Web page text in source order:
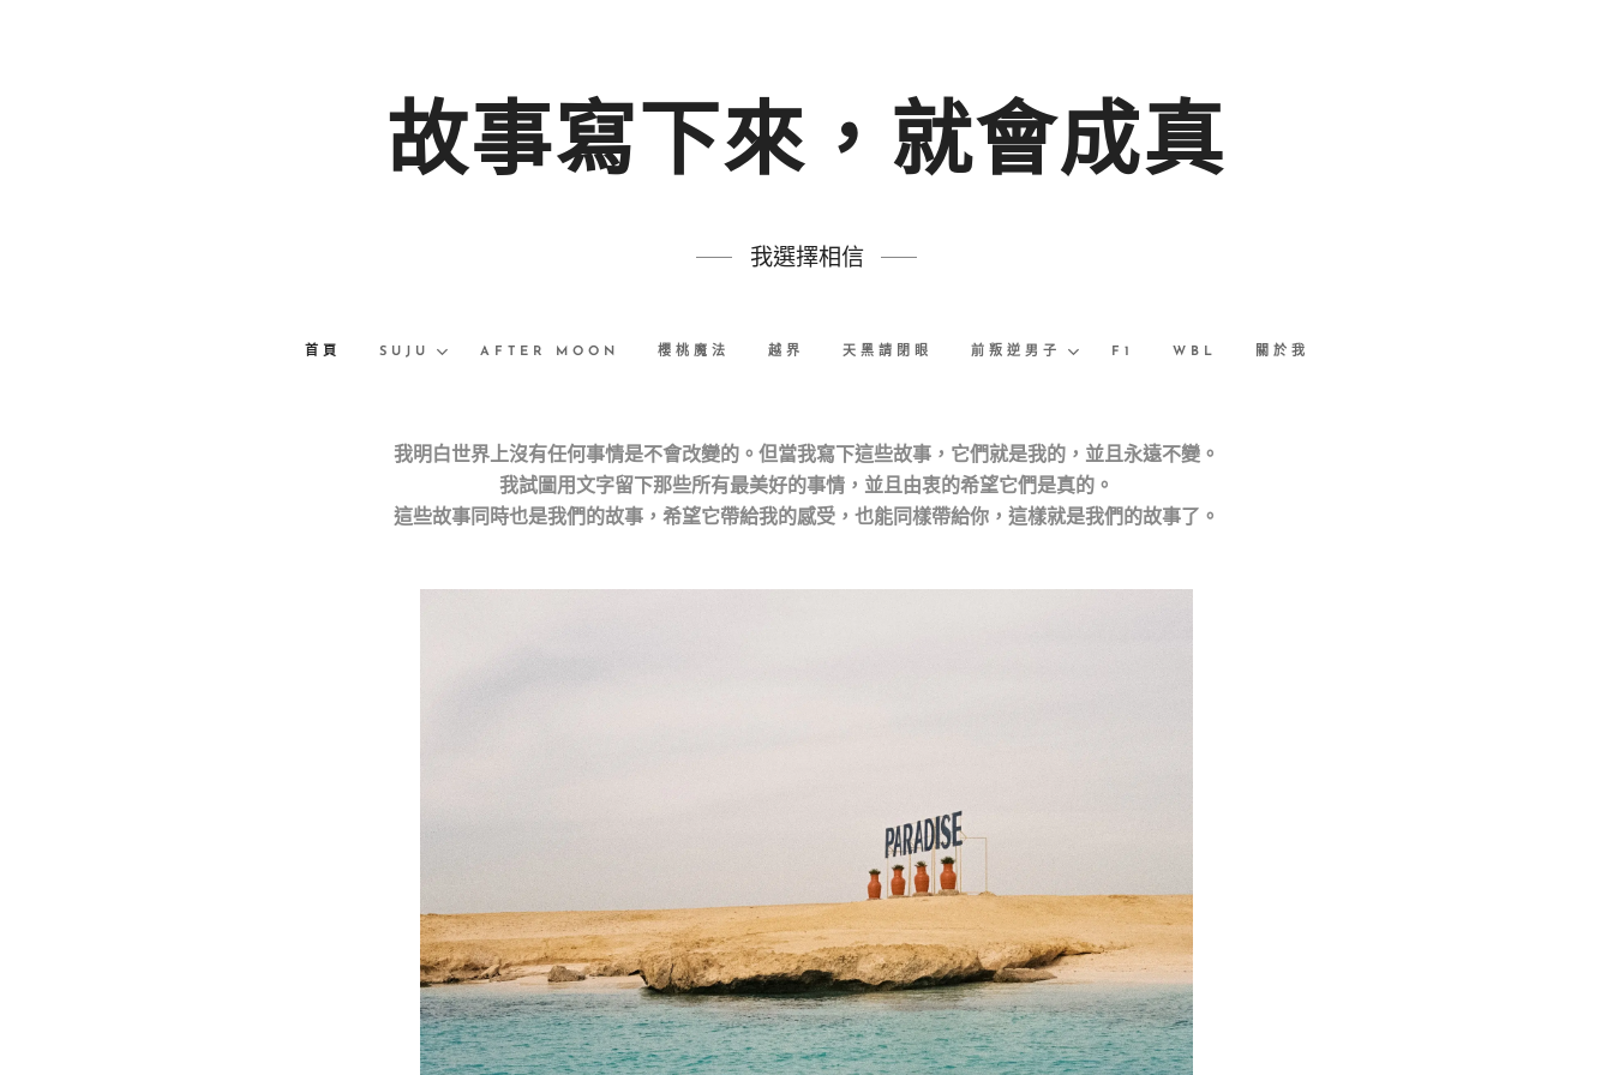
故事寫下來，就會成真
我選擇相信
首頁 SUJU AFTER MOON 櫻桃魔法 越界 天黑請閉眼 前叛逆男子 F1 WBL 關於我
我明白世界上沒有任何事情是不會改變的。但當我寫下這些故事，它們就是我的，並且永遠不變。
我試圖用文字留下那些所有最美好的事情，並且由衷的希望它們是真的。
這些故事同時也是我們的故事，希望它帶給我的感受，也能同樣帶給你，這樣就是我們的故事了。